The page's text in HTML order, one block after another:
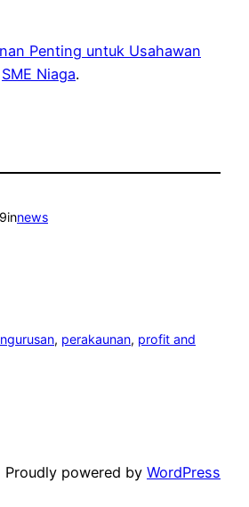
Penting untuk Usahawan
SME Niaga.
innews
, perakaunan, profit and
Proudly powered by WordPress